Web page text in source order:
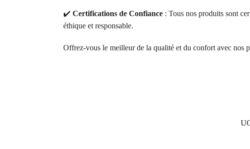
✔️ Certifications de Confiance: Tous nos produits sont
éthique et responsable.
Offrez-vous le meilleur de la qualité et du confort avec nos